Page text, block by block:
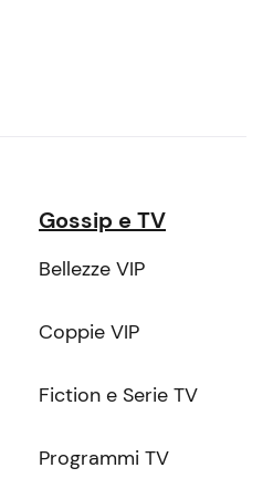
Gossip e TV
Bellezze VIP
Coppie VIP
Fiction e Serie TV
Programmi TV